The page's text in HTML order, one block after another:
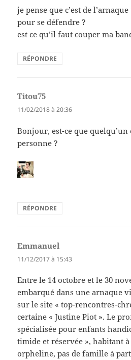
je pense que c’est de
pour se défendre ?
est ce qu’il faut couper ma
RÉPONDRE
Titou75
11/02/2018 à 20:36
Bonjour, est-ce que quelqu’un
personne ?
RÉPONDRE
Emmanuel
11/12/2017 à 15:43
Entre le 14 octobre et le 30
embarqué dans une arnaque
sur le site « top-rencontres-
certaine « Justine Piot ». Le
spécialisée pour enfants
timide et réservée », habitant
orpheline, pas de famille à